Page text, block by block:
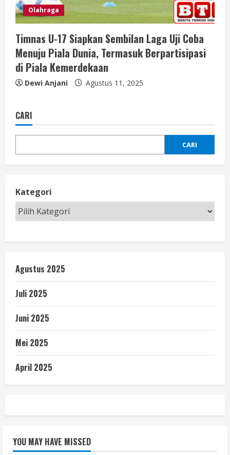
Olahraga
Timnas U-17 Siapkan Sembilan Laga Uji Coba
Menuju Piala Dunia, Termasuk Berpartisipasi
di Piala Kemerdekaan
Dewi Anjani Agustus 11, 2025
CARI
CARI
Kategori
Agustus 2025
Juli 2025
Juni 2025
Mei 2025
April 2025
YOU MAY HAVE MISSED